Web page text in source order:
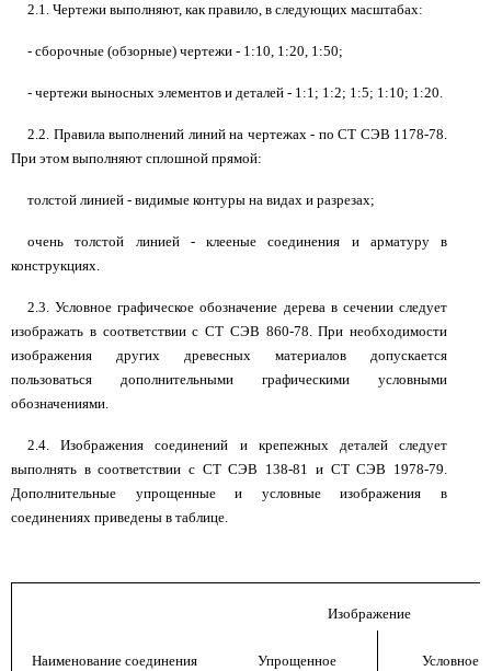
2.1. Чертежи выполняют, как правило, в следующих масштабах:
- сборочные (обзорные) чертежи - 1:10, 1:20, 1:50;
- чертежи выносных элементов и деталей - 1:1; 1:2; 1:5; 1:10; 1:20.
2.2. Правила выполнений линий на чертежах - по СТ СЭВ 1178-78.
При этом выполняют сплошной прямой:
толстой линией - видимые контуры на видах и разрезах;
очень толстой линией - клееные соединения и арматуру в
конструкциях.
2.3. Условное графическое обозначение дерева в сечении следует
изображать в соответствии с СТ СЭВ 860-78. При необходимости
изображения других древесных материалов допускается
пользоваться дополнительными графическими условными
обозначениями.
2.4. Изображения соединений и крепежных деталей следует
выполнять в соответствии с СТ СЭВ 138-81 и СТ СЭВ 1978-79.
Дополнительные упрощенные и условные изображения в
соединениях приведены в таблице.
Изображение
Наименование соединения Упрощенное Условное